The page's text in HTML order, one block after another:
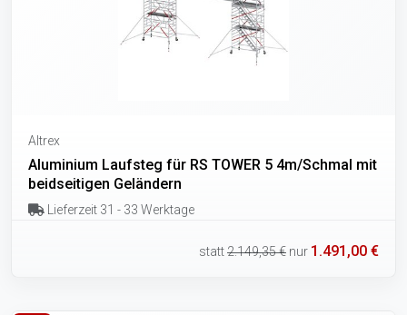
Altrex
Aluminium Laufsteg für RS TOWER 5 4m/Schmal mit
beidseitigen Geländern
Lieferzeit 31 - 33 Werktage
statt2.149,35 € nur 1.491,00 €